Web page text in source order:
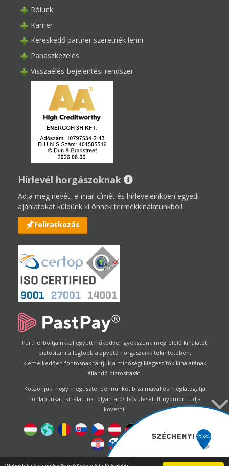
Rólunk
Karrier
Kereskedő partner szeretnék lenni
Panaszkezelés
Visszaélés-bejelentési rendszer
Hírlevél horgászoknak
Adja meg nevét, e-mail címét és hírleveleinkben egyedi
ajánlatokat küldünk ki önnek termékkínálatunkból!
Feliratkozás
Partnerboltjainkkal együttműködve, igyekszünk megfelelő kínálatot
biztosítani a legtöbb alapvető horgászcikk tekintetében,
kiemelkedően fontosnak tartjuk a minőségi kiegészítők kínálatának
állandó biztosítását.
Köszönjük, hogy megtisztel bennünket bizalmával és meglátogatja
honlapunkat, kínálatunk folyamatos bővülését itt nyomon tudja
követni.
Designed by Energofish Kft